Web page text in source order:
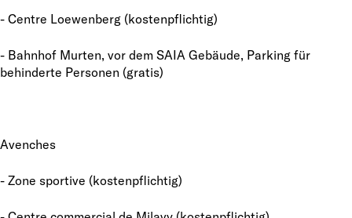
- Centre Loewenberg (kostenpflichtig)
- Bahnhof Murten, vor dem SAIA Gebäude, Parking für
behinderte Personen (gratis)
Avenches
- Zone sportive (kostenpflichtig)